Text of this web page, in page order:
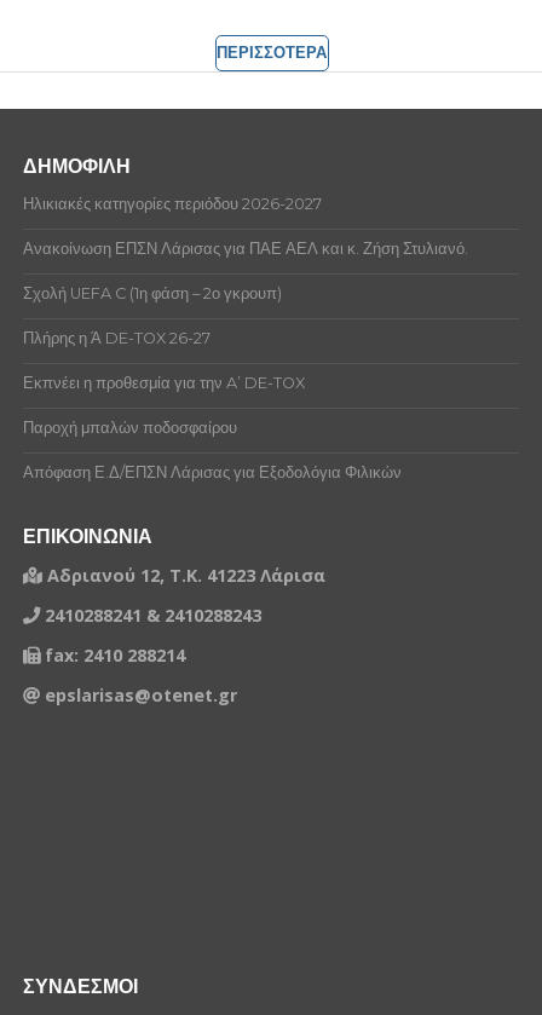
ΠΕΡΙΣΣΟΤΕΡΑ
ΔΗΜΟΦΙΛΗ
Ηλικιακές κατηγορίες περιόδου 2026-2027
Ανακοίνωση ΕΠΣΝ Λάρισας για ΠΑΕ ΑΕΛ και κ. Ζήση Στυλιανό.
Σχολή UEFA C (1η φάση – 2ο γκρουπ)
Πλήρης η Ά DE-TOX 26-27
Εκπνέει η προθεσμία για την A’ DE-TOX
Παροχή μπαλών ποδοσφαίρου
Απόφαση Ε.Δ/ΕΠΣΝ Λάρισας για Εξοδολόγια Φιλικών
ΕΠΙΚΟΙΝΩΝΙΑ
Αδριανού 12, Τ.Κ. 41223 Λάρισα
2410288241 & 2410288243
fax: 2410 288214
epslarisas@otenet.gr
ΣΥΝΔΕΣΜΟΙ